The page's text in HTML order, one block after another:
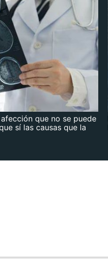
que no se puede
sí las causas que la